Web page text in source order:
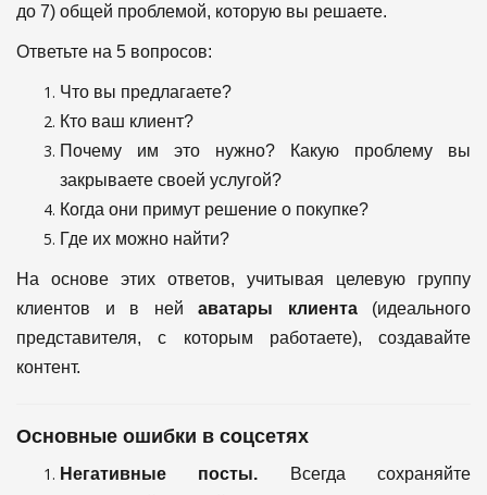
до 7) общей проблемой, которую вы решаете.
Ответьте на 5 вопросов:
Что вы предлагаете?
Кто ваш клиент?
Почему им это нужно? Какую проблему вы
закрываете своей услугой?
Когда они примут решение о покупке?
Где их можно найти?
На основе этих ответов, учитывая целевую группу
клиентов и в ней аватары клиента(идеального
представителя, с которым работаете), создавайте
контент.
Основные ошибки в соцсетях
Негативные посты. Всегда сохраняйте